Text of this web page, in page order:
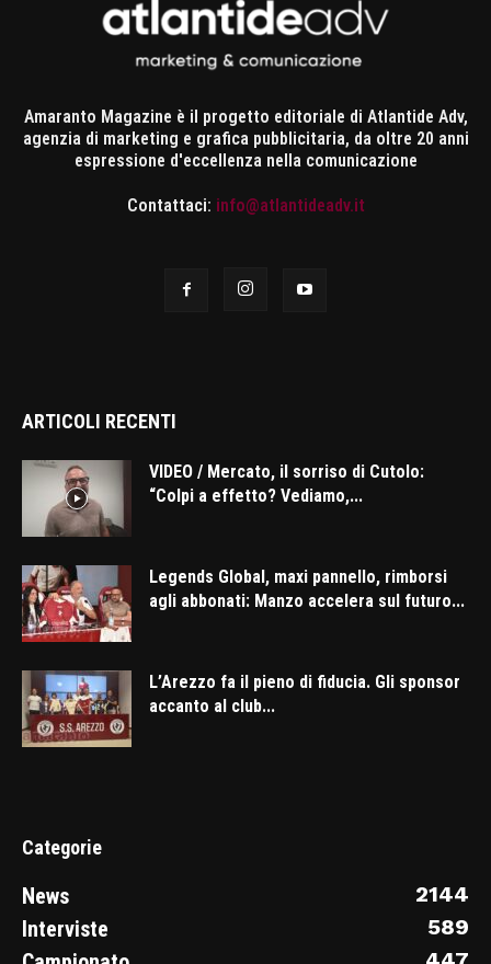
Amaranto Magazine è il progetto editoriale di Atlantide Adv,
agenzia di marketing e grafica pubblicitaria, da oltre 20 anni
espressione d'eccellenza nella comunicazione
Contattaci: info@atlantideadv.it
ARTICOLI RECENTI
VIDEO / Mercato, il sorriso di Cutolo:
“Colpi a effetto? Vediamo,...
Legends Global, maxi pannello, rimborsi
agli abbonati: Manzo accelera sul futuro...
L’Arezzo fa il pieno di fiducia. Gli sponsor
accanto al club...
Categorie
News
2144
Interviste
589